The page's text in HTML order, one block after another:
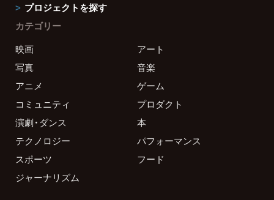
プロジェクトを探す
カテゴリー
映画
アート
写真
音楽
アニメ
ゲーム
コミュニティ
プロダクト
演劇・ダンス
本
テクノロジー
パフォーマンス
スポーツ
フード
ジャーナリズム